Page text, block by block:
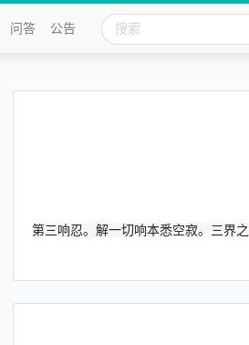
问答 公告
第三响忍。解一切响本悉空寂。三界